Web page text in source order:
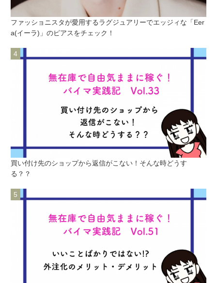
ファッショニスタが愛用するラグジュアリーでエッジィな「Eer
a(イーラ)」のピアスをチェック！
買い付け先のショップから返信がこない！そんな時どうす
る？？